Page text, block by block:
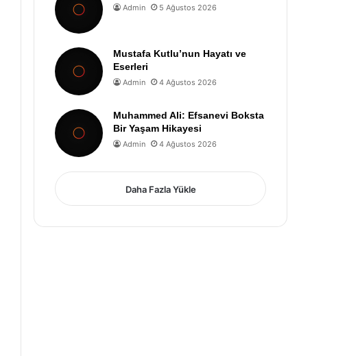
Admin 5 Ağustos 2026
Mustafa Kutlu’nun Hayatı ve
Eserleri
Admin 4 Ağustos 2026
Muhammed Ali: Efsanevi Boksta
Bir Yaşam Hikayesi
Admin 4 Ağustos 2026
Daha Fazla Yükle